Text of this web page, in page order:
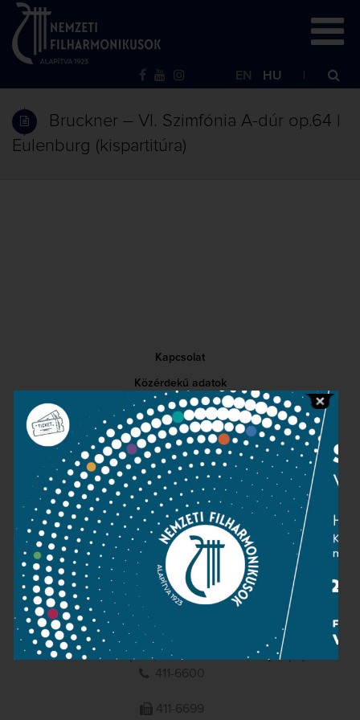
EN HU
Bruckner – VI. Szimfónia A-dúr op.64 |
Eulenburg (kispartitúra)
Kapcsolat
Közérdekű adatok
Sajtószoba
Adatvédelem
Impresszum
NEMZETI
FILHARMONIKUSOK
1095 Budapest, Komor Marcell u. 1. (Müpa)
411-6600
411-6699